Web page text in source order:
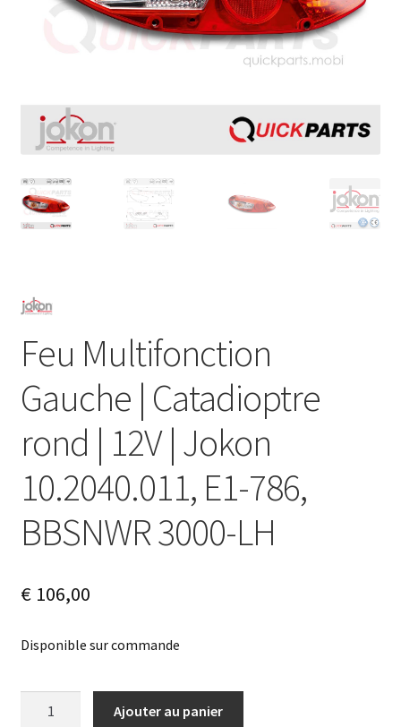
Feu Multifonction
Gauche | Catadioptre
rond | 12V | Jokon
10.2040.011, E1-786,
BBSNWR 3000-LH
€106,00
Disponible sur commande
Ajouter au panier